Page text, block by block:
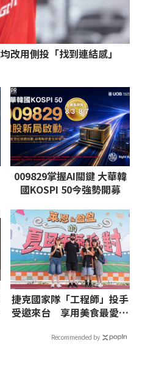
用側投「找到連結感」
009829掌握AI關鍵 大華韓
國KOSPI 50今強勢開募
PR
捷克國家隊「工程師」投手
受邀來台 享用美食最愛鳳
Recommended by